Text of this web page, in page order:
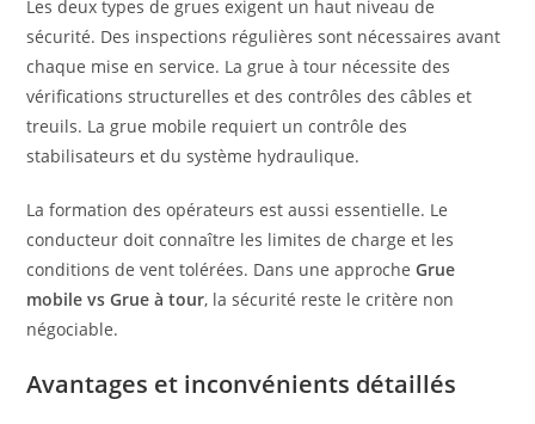
Les deux types de grues exigent un haut niveau de
sécurité. Des inspections régulières sont nécessaires avant
chaque mise en service. La grue à tour nécessite des
vérifications structurelles et des contrôles des câbles et
treuils. La grue mobile requiert un contrôle des
stabilisateurs et du système hydraulique.
La formation des opérateurs est aussi essentielle. Le
conducteur doit connaître les limites de charge et les
conditions de vent tolérées. Dans une approcheGrue
mobile vs Grue à tour, la sécurité reste le critère non
négociable.
Avantages et inconvénients détaillés